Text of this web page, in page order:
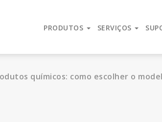
como sinônimo de alta-qualidade de
e Automatização.
PRODUTOS SERVIÇOS
químicos: como escolher o